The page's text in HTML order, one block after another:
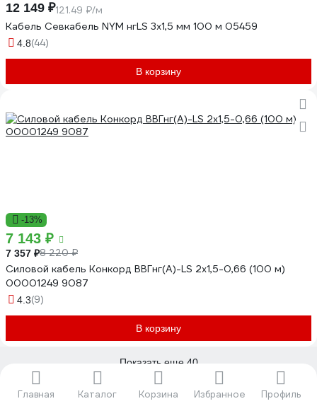
Главная Каталог Корзина Избранное Профиль
12 149 ₽121.49 ₽/м
Кабель Севкабель NYM нгLS 3х1,5 мм 100 м 05459
4.8(44)
В корзину
-13%
7 143 ₽
7 357 ₽8 220 ₽
Силовой кабель Конкорд ВВГнг(А)-LS 2х1,5-0,66 (100 м)
00001249 9087
4.3(9)
В корзину
Показать еще 40
...